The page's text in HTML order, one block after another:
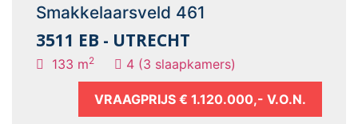
Smakkelaarsveld 461
3511 EB - UTRECHT
133 m2 4 (3 slaapkamers)
VRAAGPRIJS € 1.120.000,- V.O.N.